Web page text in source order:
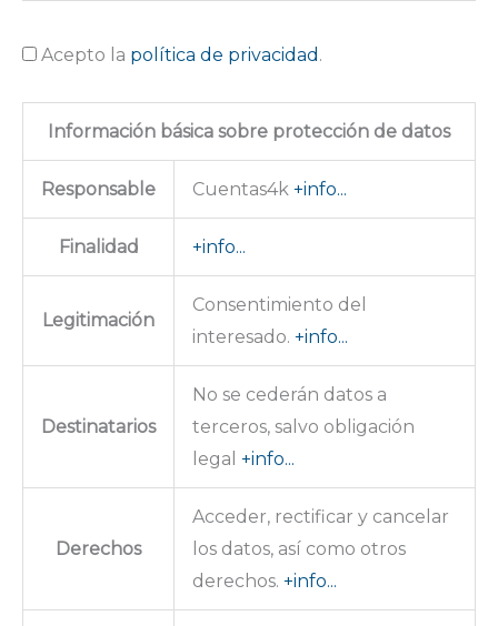
Acepto la política de privacidad .
Información básica sobre protección de datos
Responsable Cuentas4k +info...
Finalidad +info...
Legitimación
Consentimiento del
interesado. +info...
Destinatarios
No se cederán datos a
terceros, salvo obligación
legal +info...
Derechos
Acceder, rectificar y cancelar
los datos, así como otros
derechos. +info...